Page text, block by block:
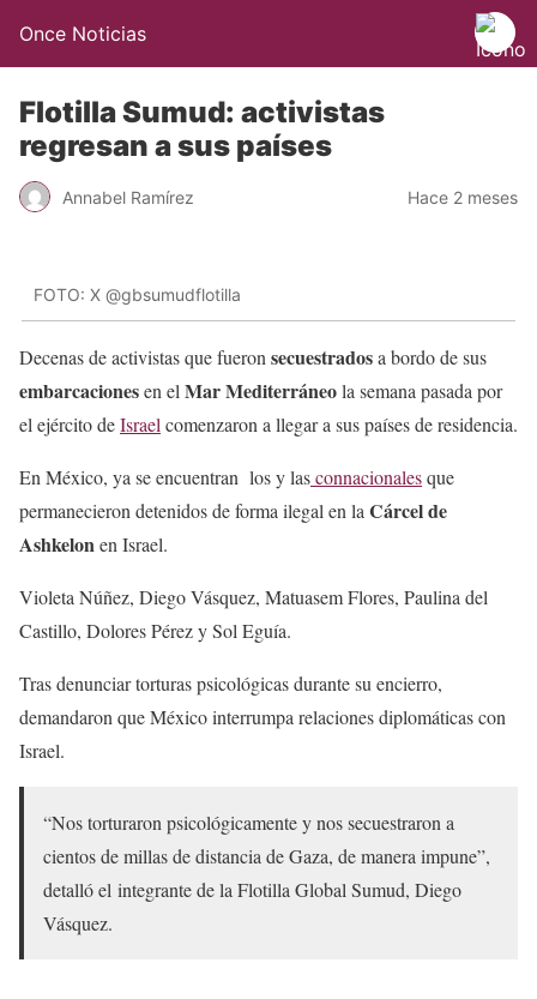
Once Noticias
Flotilla Sumud: activistas
regresan a sus países
Annabel Ramírez Hace 2 meses
FOTO: X @gbsumudflotilla
Decenas de activistas que fueron secuestradosa bordo de sus
embarcacionesen el Mar Mediterráneola semana pasada por
el ejército deIsrael comenzaron a llegar a sus países de residencia.
En México, ya se encuentran los y lasconnacionalesque
permanecieron detenidos de forma ilegal en la Cárcel de
Ashkelonen Israel.
Violeta Núñez, Diego Vásquez, Matuasem Flores, Paulina del
Castillo, Dolores Pérez y Sol Eguía.
Tras denunciar torturas psicológicas durante su encierro,
demandaron que México interrumpa relaciones diplomáticas con
Israel.
“Nos torturaron psicológicamente y nos secuestraron a
cientos de millas de distancia de Gaza, de manera impune”,
detalló el integrante de la Flotilla Global Sumud, Diego
Vásquez.